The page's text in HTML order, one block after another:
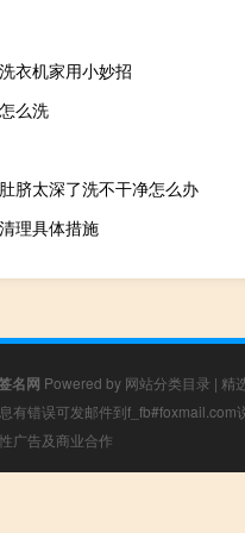
衣机家用小妙招
么洗
脐太深了洗不干净怎么办
理具体措施
名网 Powered by 网站分类目录 | 精
有错误可发邮件到f_fb#foxmail.com
广告及商业合作